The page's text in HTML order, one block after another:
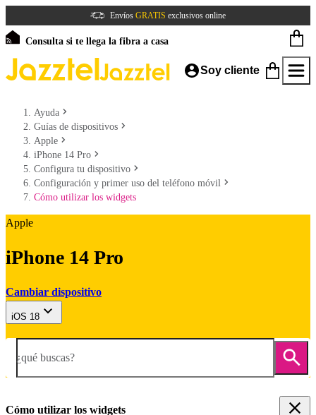
Envíos GRATIS exclusivos online
Consulta si te llega la fibra a casa
Soy cliente
Ayuda
Guías de dispositivos
Apple
iPhone 14 Pro
Configura tu dispositivo
Configuración y primer uso del teléfono móvil
Cómo utilizar los widgets
Apple
iPhone 14 Pro
Cambiar dispositivo
iOS 18
¿qué buscas?
Cómo utilizar los widgets